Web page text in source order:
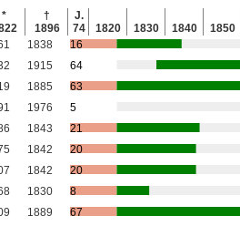
*
†
1896
J.
74
1820 1830 1840 1850
1838
16
1915
64
1885
63
1976
5
1843
21
1842
20
1842
20
1830
8
1889
67